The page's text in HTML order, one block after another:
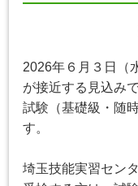
2026年６月３日（
が接近する見込み
試験（基礎級・随
す。
埼玉技能実習セン